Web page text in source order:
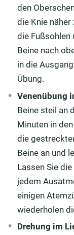
den
die Knie
die Fußsohlen
Beine nach
in die
Übung.
Venenübung
Beine steil an
Minuten in
die
Beine an und
Lassen Sie
jedem
einigen
wiederholen
Drehung im